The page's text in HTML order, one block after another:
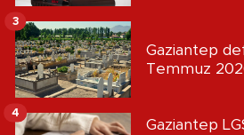
Gaziantep
Temmuz
3
Gaziantep
4